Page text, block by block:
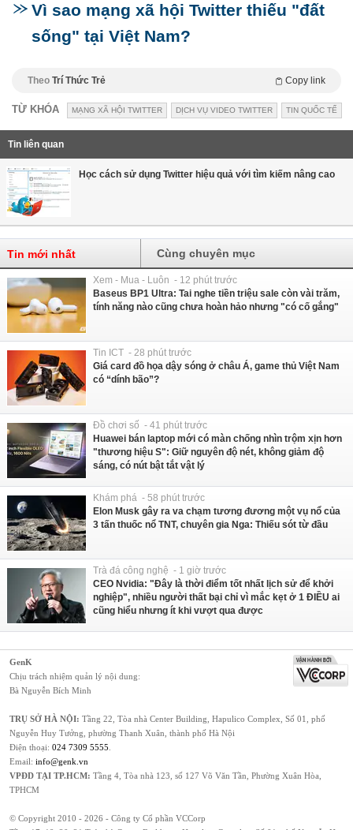
Vì sao mạng xã hội Twitter thiếu "đất
sống" tại Việt Nam?
Theo Trí Thức Trẻ Copy link
TỪ KHÓA MẠNG XÃ HỘI TWITTER DỊCH VỤ VIDEO TWITTER TIN QUỐC TẾ
Tin liên quan
Học cách sử dụng Twitter hiệu quả với tìm kiếm nâng cao
Tin mới nhất Cùng chuyên mục
Xem - Mua - Luôn - 12 phút trước
Baseus BP1 Ultra: Tai nghe tiền triệu sale còn vài trăm,
tính năng nào cũng chưa hoàn hảo nhưng "có cố gắng"
Tin ICT - 28 phút trước
Giá card đồ họa dậy sóng ở châu Á, game thủ Việt Nam
có “dính bão”?
Đồ chơi số - 41 phút trước
Huawei bán laptop mới có màn chống nhìn trộm xịn hơn
"thương hiệu S": Giữ nguyên độ nét, không giảm độ
sáng, có nút bật tắt vật lý
Khám phá - 58 phút trước
Elon Musk gây ra va chạm tương đương một vụ nổ của
3 tấn thuốc nổ TNT, chuyên gia Nga: Thiếu sót từ đầu
Trà đá công nghệ - 1 giờ trước
CEO Nvidia: "Đây là thời điểm tốt nhất lịch sử để khởi
nghiệp", nhiều người thất bại chỉ vì mắc kẹt ở 1 ĐIỀU ai
cũng hiểu nhưng ít khi vượt qua được
GenK
Chịu trách nhiệm quản lý nội dung:
Bà Nguyễn Bích Minh
TRỤ SỞ HÀ NỘI: Tầng 22, Tòa nhà Center Building, Hapulico Complex, Số 01, phố
Nguyễn Huy Tưởng, phường Thanh Xuân, thành phố Hà Nội
Điện thoại: 024 7309 5555.
Email: info@genk.vn
VPĐD TẠI TP.HCM: Tầng 4, Tòa nhà 123, số 127 Võ Văn Tần, Phường Xuân Hòa,
TPHCM
© Copyright 2010 - 2026 - Công ty Cổ phần VCCorp